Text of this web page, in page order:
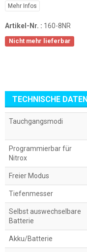
Mehr Infos
Artikel-Nr. : 160-8NR
Nicht mehr lieferbar
TECHNISCHE DATEN
Tauchgangsmodi
Programmierbar für
Nitrox
Freier Modus
Tiefenmesser
Selbst auswechselbare
Batterie
Akku/Batterie